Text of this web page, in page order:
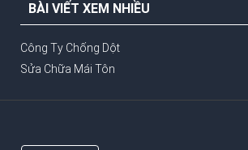
BÀI VIẾT XEM NHIỀU
Công Ty Chống Dột
Sửa Chữa Mái Tôn